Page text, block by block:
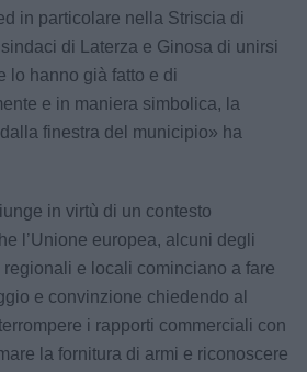
in particolare nella Striscia di
di Laterza e Ginosa di unirsi
lo hanno già fatto e di
e in maniera simbolica, la
finestra del municipio» ha
in virtù di un contesto
l’Unione europea, alcuni degli
e locali cominciano a fare
e convinzione chiedendo al
i rapporti commerciali con
la fornitura di armi e riconoscere